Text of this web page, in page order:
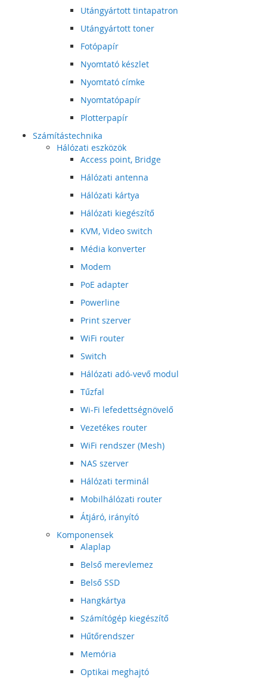
Utángyártott tintapatron
Utángyártott toner
Fotópapír
Nyomtató készlet
Nyomtató címke
Nyomtatópapír
Plotterpapír
Számítástechnika
Hálózati eszközök
Access point, Bridge
Hálózati antenna
Hálózati kártya
Hálózati kiegészítő
KVM, Video switch
Média konverter
Modem
PoE adapter
Powerline
Print szerver
WiFi router
Switch
Hálózati adó-vevő modul
Tűzfal
Wi-Fi lefedettségnövelő
Vezetékes router
WiFi rendszer (Mesh)
NAS szerver
Hálózati terminál
Mobilhálózati router
Átjáró, irányító
Komponensek
Alaplap
Belső merevlemez
Belső SSD
Hangkártya
Számítógép kiegészítő
Hűtőrendszer
Memória
Optikai meghajtó